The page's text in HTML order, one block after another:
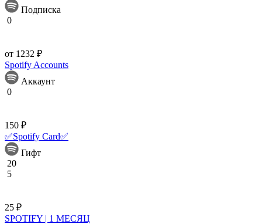
Подписка
0
от 1232 ₽
Spotify Accounts
Аккаунт
0
150 ₽
✅Spotify Card✅
Гифт
20
5
25 ₽
SPOTIFY | 1 МЕСЯЦ